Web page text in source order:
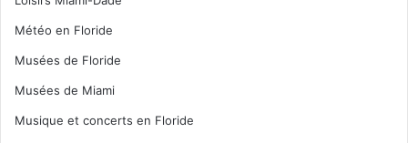
Météo en Floride
Musées de Floride
Musées de Miami
Musique et concerts en Floride